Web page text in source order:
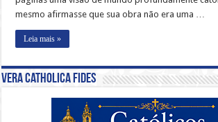
mesmo afirmasse que sua obra não era uma …
Leia mais »
Vera Catholica Fides